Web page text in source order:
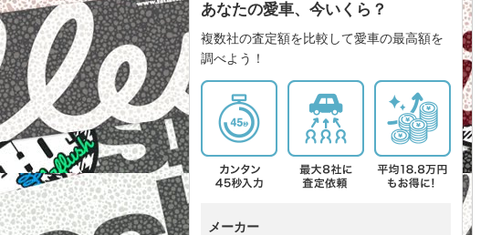
あなたの愛車、今いくら？
複数社の査定額を比較して愛車の最高額を
調べよう！
メーカー